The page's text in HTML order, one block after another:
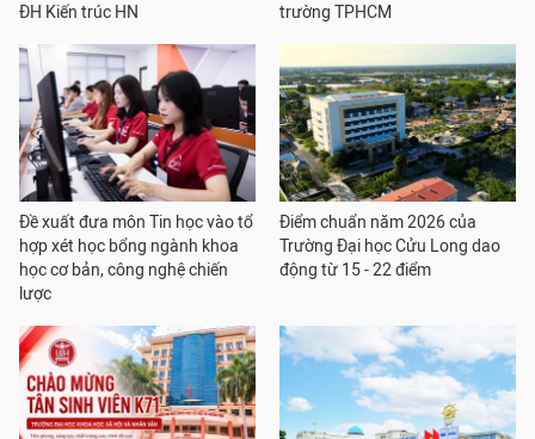
ĐH Kiến trúc HN
trường TPHCM
Đề xuất đưa môn Tin học vào tổ
hợp xét học bổng ngành khoa
học cơ bản, công nghệ chiến
lược
Điểm chuẩn năm 2026 của
Trường Đại học Cửu Long dao
động từ 15 - 22 điểm